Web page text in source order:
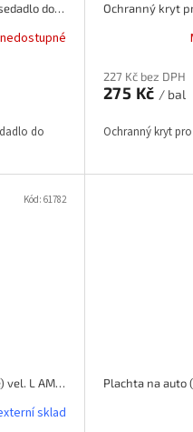
Ochranná podložka na zadní sedadlo do auta černá Xtrobb
do
Ochranný kryt
227 Kč bez DPH
275 Kč / bal
Ochranný kryt
Plachta na auto (mráz/slunce) vel. L AMIO
sklad
Kód: 61782